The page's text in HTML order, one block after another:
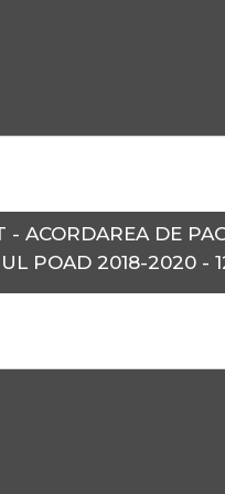
- ACORDAREA DE
POAD 2018-2020 -